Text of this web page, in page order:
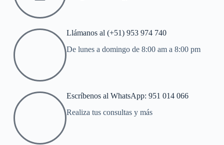
Llámanos al (+51) 953 974 740
De lunes a domingo de 8:00 am a 8:00 pm
Escríbenos al WhatsApp: 951 014 066
Realiza tus consultas y más